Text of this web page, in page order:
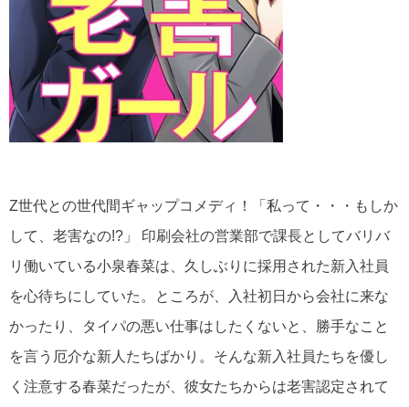
Z世代との世代間ギャップコメディ！「私って・・・もしか
して、老害なの!?」 印刷会社の営業部で課長としてバリバ
リ働いている小泉春菜は、久しぶりに採用された新入社員
を心待ちにしていた。ところが、入社初日から会社に来な
かったり、タイパの悪い仕事はしたくないと、勝手なこと
を言う厄介な新人たちばかり。そんな新入社員たちを優し
く注意する春菜だったが、彼女たちからは老害認定されて